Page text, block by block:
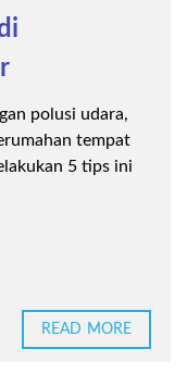
polusi udara,
tempat
5 tips ini
READ MORE